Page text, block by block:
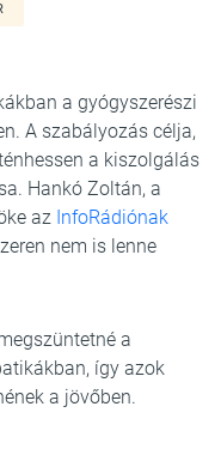
a gyógyszerészi
A szabályozás célja,
a kiszolgálás
Hankó Zoltán, a
az InfoRádiónak
nem is lenne
a
így azok
a jövőben.